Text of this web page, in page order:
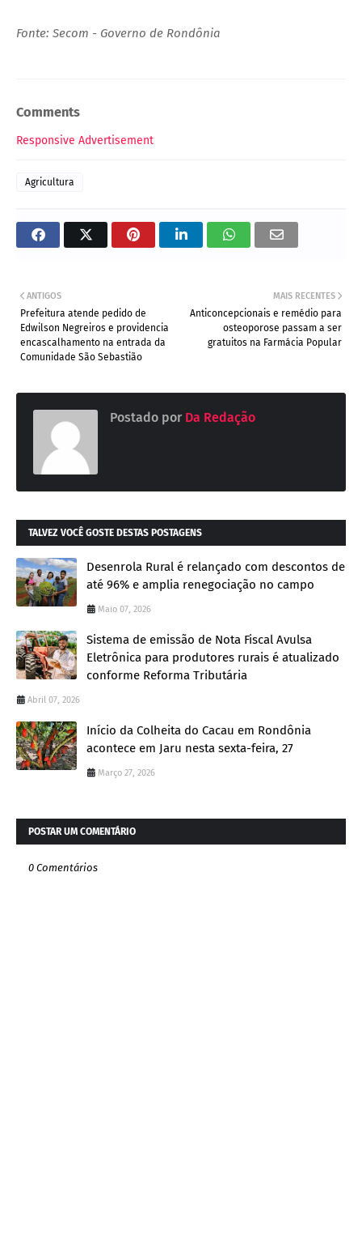
Fonte: Secom - Governo de Rondônia
Comments
Responsive Advertisement
Agricultura
MAIS RECENTES
Anticoncepcionais e remédio para
osteoporose passam a ser
gratuitos na Farmácia Popular
ANTIGOS
Prefeitura atende pedido de
Edwilson Negreiros e providencia
encascalhamento na entrada da
Comunidade São Sebastião
Postado por Da Redação
TALVEZ VOCÊ GOSTE DESTAS POSTAGENS
Desenrola Rural é relançado com descontos de
até 96% e amplia renegociação no campo
Maio 07, 2026
Sistema de emissão de Nota Fiscal Avulsa
Eletrônica para produtores rurais é atualizado
conforme Reforma Tributária
Abril 07, 2026
Início da Colheita do Cacau em Rondônia
acontece em Jaru nesta sexta-feira, 27
Março 27, 2026
POSTAR UM COMENTÁRIO
0 Comentários